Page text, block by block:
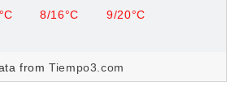
8/16°C 9/20°C
fromTiempo3.com